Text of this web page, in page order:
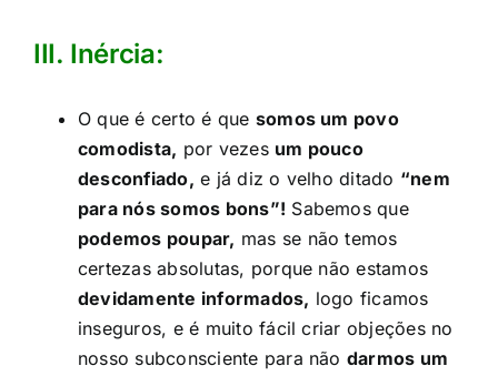
III. Inércia:​
O que é certo é que somos um povo
comodista, por vezes um pouco
desconfiado, e já diz o velho ditado “nem
para nós somos bons”! Sabemos que
podemos poupar, mas se não temos
certezas absolutas, porque não estamos
devidamente informados, logo ficamos
inseguros, e é muito fácil criar objeções no
nosso subconsciente para não darmos um